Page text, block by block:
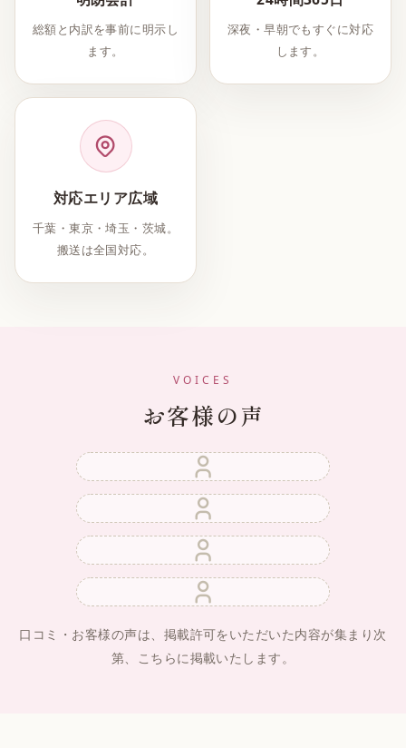
総額と内訳を事前に明示し
ます。
深夜・早朝でもすぐに対応
します。
対応エリア広域
千葉・東京・埼玉・茨城。
搬送は全国対応。
VOICES
お客様の声
口コミ・お客様の声は、掲載許可をいただいた内容が集まり次
第、こちらに掲載いたします。